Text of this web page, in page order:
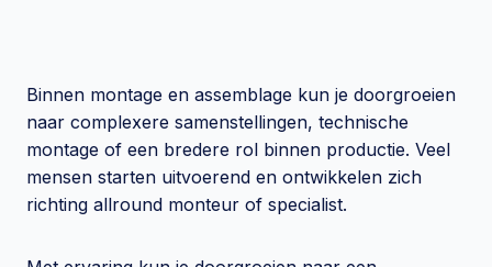
Binnen montage en assemblage kun je doorgroeien
naar complexere samenstellingen, technische
montage of een bredere rol binnen productie. Veel
mensen starten uitvoerend en ontwikkelen zich
richting allround monteur of specialist.